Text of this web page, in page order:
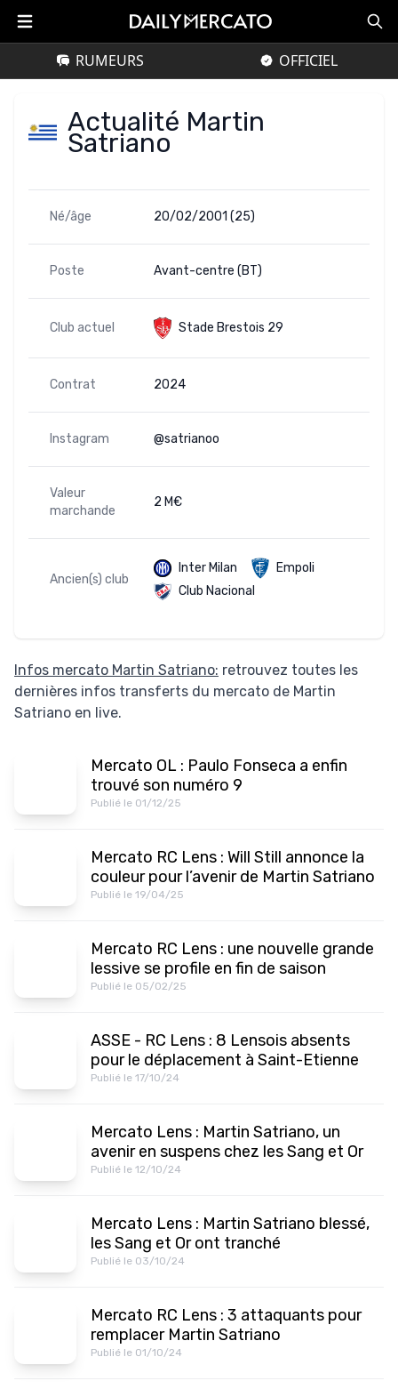
RUMEURS OFFICIEL
Actualité Martin
Satriano
Né/âge 20/02/2001 (25)
Poste Avant-centre (BT)
Club actuel Stade Brestois 29
Contrat 2024
Instagram @satrianoo
Valeur
marchande
2 M€
Ancien(s) club
Inter Milan
Empoli
Club Nacional
Infos mercato Martin Satriano: retrouvez toutes les
dernières infos transferts du mercato de Martin
Satriano en live.
Mercato OL : Paulo Fonseca a enfin
trouvé son numéro 9
Publié le 01/12/25
Mercato RC Lens : Will Still annonce la
couleur pour l’avenir de Martin Satriano
Publié le 19/04/25
Mercato RC Lens : une nouvelle grande
lessive se profile en fin de saison
Publié le 05/02/25
ASSE - RC Lens : 8 Lensois absents
pour le déplacement à Saint-Etienne
Publié le 17/10/24
Mercato Lens : Martin Satriano, un
avenir en suspens chez les Sang et Or
Publié le 12/10/24
Mercato Lens : Martin Satriano blessé,
les Sang et Or ont tranché
Publié le 03/10/24
Mercato RC Lens : 3 attaquants pour
remplacer Martin Satriano
Publié le 01/10/24